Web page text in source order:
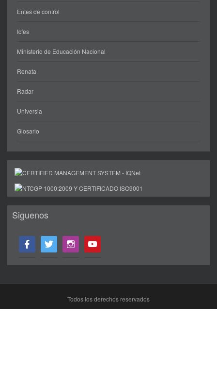
Entes de control
Icfes
Ministerio de Educación Nacional
Renata
Radar
Universia
Glosario
Siguenos
facebook twitter instagram youtube
Todos los derechos reservados